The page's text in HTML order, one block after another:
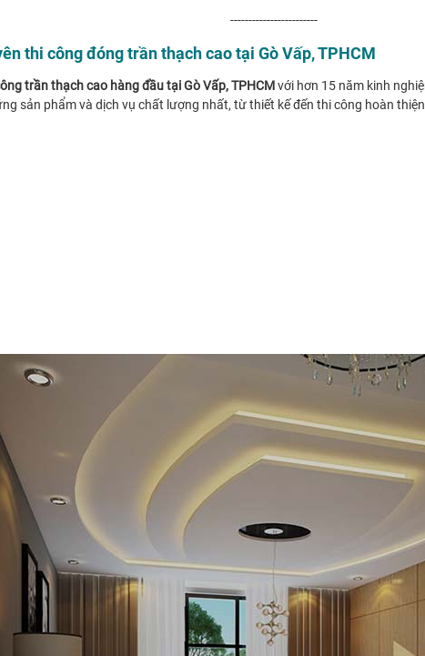
------------------------
thi công đóng trần thạch cao tại Gò Vấp, TPHCM
trần thạch cao hàng đầu tại Gò Vấp, TPHCMvới hơn 15 năm kinh
sản phẩm và dịch vụ chất lượng nhất, từ thiết kế đến thi công hoàn